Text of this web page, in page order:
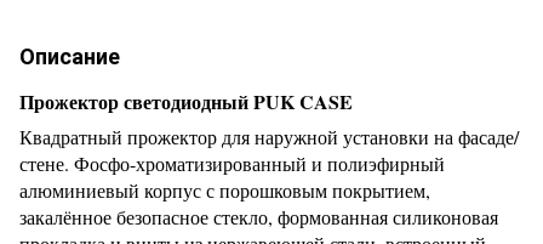
Описание
Прожектор светодиодный PUK CASE
Квадратный прожектор для наружной установки на фасаде/
стене. Фосфо-хроматизированный и полиэфирный
алюминиевый корпусс порошковым покрытием,
закалённое безопасное стекло, формованная силиконовая